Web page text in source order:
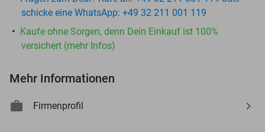
schicke eine WhatsApp: +49 32 211 001 119
Kaufe ohne Sorgen, denn Dein Einkauf ist 100%
versichert (mehr Infos)
Mehr Informationen
Firmenprofil